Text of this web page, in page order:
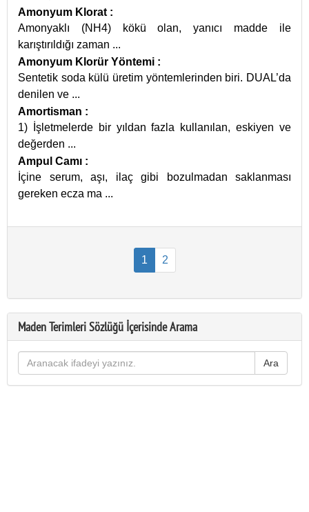
Amonyum Klorat :
Amonyaklı (NH4) kökü olan, yanıcı madde ile
karıştırıldığı zaman ...
Amonyum Klorür Yöntemi :
Sentetik soda külü üretim yöntemlerinden biri. DUAL’da
denilen ve ...
Amortisman :
1) İşletmelerde bir yıldan fazla kullanılan, eskiyen ve
değerden ...
Ampul Camı :
İçine serum, aşı, ilaç gibi bozulmadan saklanması
gereken ecza ma ...
1 2
Maden Terimleri Sözlüğü İçerisinde Arama